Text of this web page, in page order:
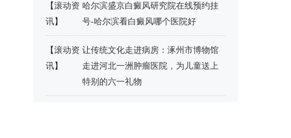
【滚动资
讯】
哈尔滨盛京白癜风研究院在线预约挂
号-哈尔滨看白癜风哪个医院好
【滚动资
讯】
让传统文化走进病房：涿州市博物馆
走进河北一洲肿瘤医院，为儿童送上
特别的六一礼物